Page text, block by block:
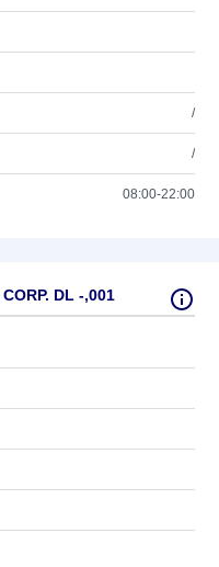
/
/
08:00-22:00
DL -,001